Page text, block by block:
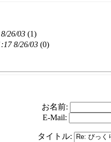
26/03 (1)
8/26/03 (0)
お名前:
E-Mail:
タイトル: